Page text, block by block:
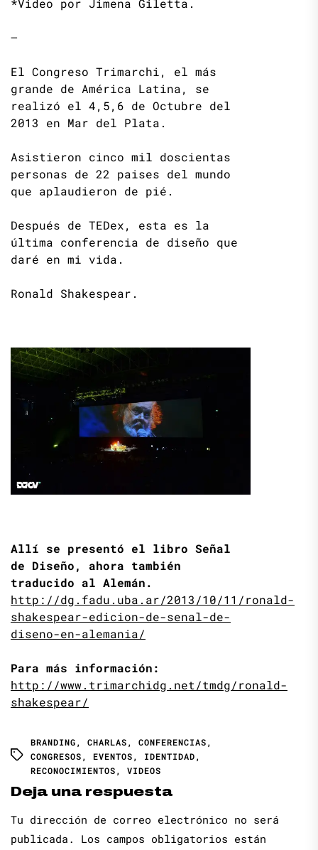
*Video por Jimena Giletta.
—
El Congreso Trimarchi, el más
grande de América Latina, se
realizó el 4,5,6 de Octubre del
2013 en Mar del Plata.
Asistieron cinco mil doscientas
personas de 22 paises del mundo
que aplaudieron de pié.
Después de TEDex, esta es la
última conferencia de diseño que
daré en mi vida.
Ronald Shakespear.
Allí se presentó el libro Señal
de Diseño, ahora también
traducido al Alemán.
http://dg.fadu.uba.ar/2013/10/11/ronald-
shakespear-edicion-de-senal-de-
diseno-en-alemania/
Para más información:
http://www.trimarchidg.net/tmdg/ronald-
shakespear/
BRANDING, CHARLAS, CONFERENCIAS,
CONGRESOS, EVENTOS, IDENTIDAD,
RECONOCIMIENTOS, VIDEOS
Deja una respuesta
Tu dirección de correo electrónico no será
publicada.
Los campos obligatorios están